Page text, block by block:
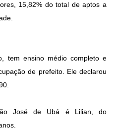
15,82% do total de aptos a
tem ensino médio completo e
de prefeito. Ele declarou
José de Ubá é Lilian, do